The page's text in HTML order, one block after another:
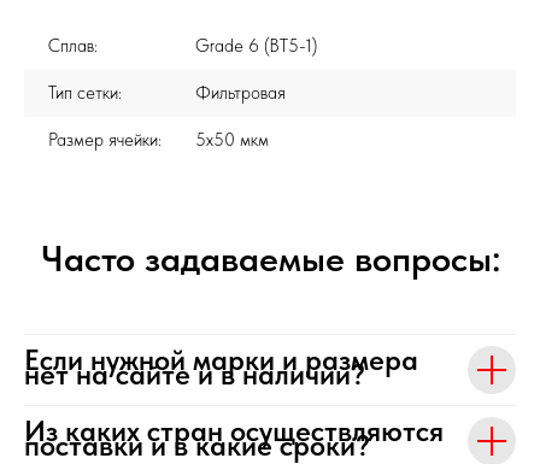
Сплав: Grade 6 (ВТ5-1)
Тип сетки: Фильтровая
Размер ячейки: 5x50 мкм
Часто задаваемые вопросы:
Если нужной марки и размера
нет на сайте и в наличии?
Из каких стран осуществляются
поставки и в какие сроки?